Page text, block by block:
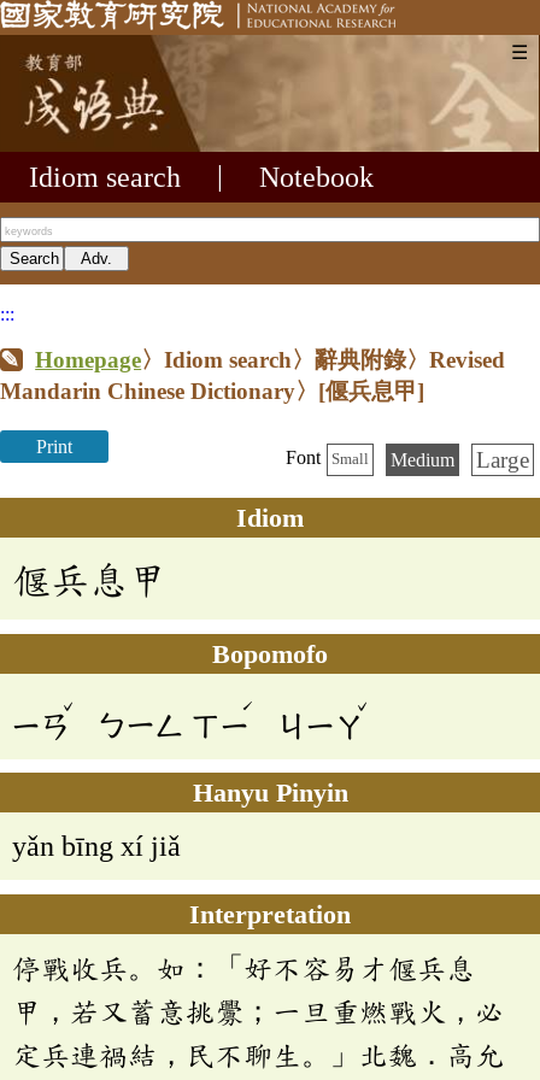
☰
Idiom search Notebook
:::
Homepage〉Idiom search〉辭典附錄〉Revised
Mandarin Chinese Dictionary〉 [偃兵息甲]
Print
Font Small Medium Large
Idiom
偃兵息甲
Bopomofo
ㄧㄢ
ˇ
ㄅㄧㄥ ㄒㄧ
ˊ
ㄐㄧㄚ
ˇ
Hanyu Pinyin
yǎn bīng xí jiǎ
Interpretation
停戰收兵。如：「好不容易才偃兵息
甲，若又蓄意挑釁；一旦重燃戰火，必
定兵連禍結，民不聊生。」北魏．高允